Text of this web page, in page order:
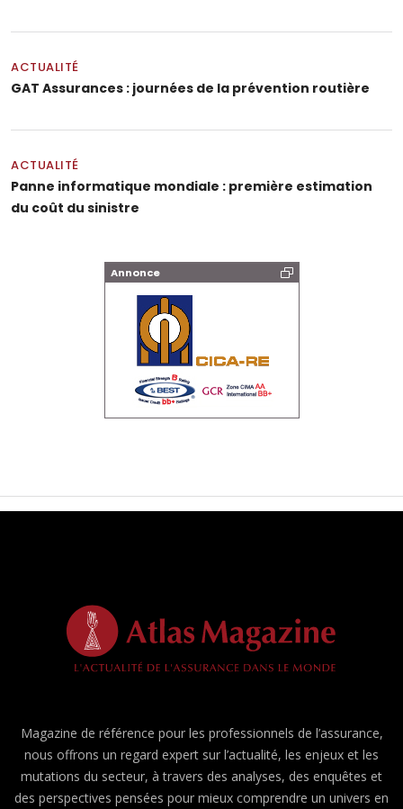
ACTUALITÉ
GAT Assurances : journées de la prévention routière
ACTUALITÉ
Panne informatique mondiale : première estimation
du coût du sinistre
Annonce
Magazine de référence pour les professionnels de l’assurance,
nous offrons un regard expert sur l’actualité, les enjeux et les
mutations du secteur, à travers des analyses, des enquêtes et
des perspectives pensées pour mieux comprendre un univers en